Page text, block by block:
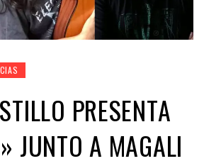
PRESENTA
JUNTO A MAGALI